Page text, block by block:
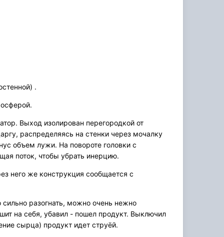
.
Выход изолирован перегородкой от
распределяясь на стенки через мочалку
объем лужи. На повороте головки с
поток, чтобы убрать инерцию.
него же конструкция сообщается с
разогнать, можно очень нежно
на себя, убавил - пошел продукт. Выключил
сырца) продукт идет струёй.